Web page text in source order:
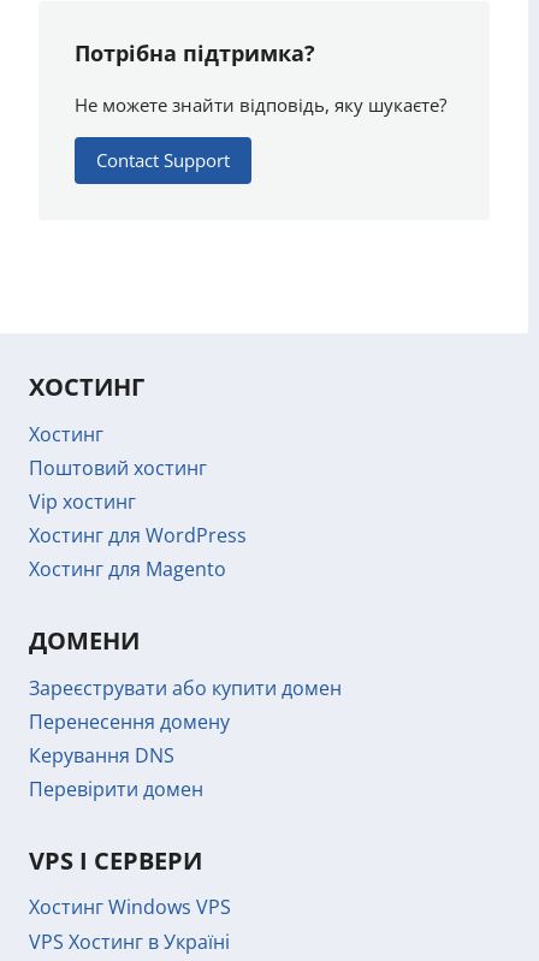
Потрібна підтримка?
Не можете знайти відповідь, яку шукаєте?
Contact Support
ХОСТИНГ
Хостинг
Поштовий хостинг
Vip хостинг
Хостинг для WordPress
Хостинг для Magento
ДОМЕНИ
Зареєструвати або купити домен
Перенесення домену
Керування DNS
Перевірити домен
VPS І СЕРВЕРИ
Хостинг Windows VPS
VPS Хостинг в Україні